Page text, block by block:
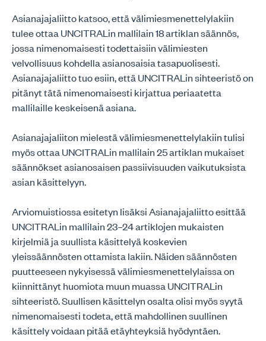
Asianajajaliitto katsoo, että välimiesmenettelylakiin
tulee ottaa UNCITRALin mallilain 18 artiklan säännös,
jossa nimenomaisesti todettaisiin välimiesten
velvollisuus kohdella asianosaisia tasapuolisesti.
Asianajajaliitto tuo esiin, että UNCITRALin sihteeristö on
pitänyt tätä nimenomaisesti kirjattua periaatetta
mallilaille keskeisenä asiana.
Asianajajaliiton mielestä välimiesmenettelylakiin tulisi
myös ottaa UNCITRALin mallilain 25 artiklan mukaiset
säännökset asianosaisen passiivisuuden vaikutuksista
asian käsittelyyn.
Arviomuistiossa esitetyn lisäksi Asianajajaliitto esittää
UNCITRALin mallilain 23–24 artiklojen mukaisten
kirjelmiä ja suullista käsittelyä koskevien
yleissäännösten ottamista lakiin. Näiden säännösten
puutteeseen nykyisessä välimiesmenettelylaissa on
kiinnittänyt huomiota muun muassa UNCITRALin
sihteeristö. Suullisen käsittelyn osalta olisi myös syytä
nimenomaisesti todeta, että mahdollinen suullinen
käsittely voidaan pitää etäyhteyksiä hyödyntäen.